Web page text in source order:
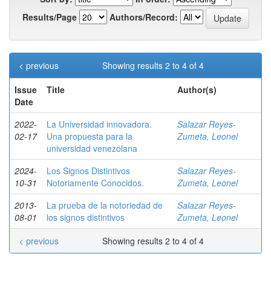
Results/Page
Authors/Record:
Showing results 2 to 4 of 4
< previous
Issue
Date
Title Author(s)
2022-
02-17
La Universidad innovadora.
Una propuesta para la
universidad venezolana
Salazar Reyes-
Zumeta, Leonel
2024-
10-31
Los Signos Distintivos
Notoriamente Conocidos.
Salazar Reyes-
Zumeta, Leonel
2013-
08-01
La prueba de la notoriedad de
los signos distintivos
Salazar Reyes-
Zumeta, Leonel
Showing results 2 to 4 of 4
< previous